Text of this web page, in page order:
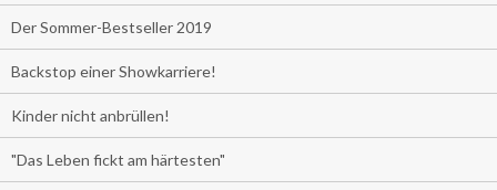
Der Sommer-Bestseller 2019
Backstop einer Showkarriere!
Kinder nicht anbrüllen!
"Das Leben fickt am härtesten"